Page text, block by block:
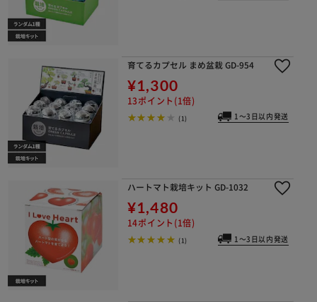
育てるカプセル まめ盆栽 GD-954
¥1,300
13ポイント(1倍)
(1) 1～3日以内発送
ハートマト栽培キット GD-1032
¥1,480
14ポイント(1倍)
(1) 1～3日以内発送